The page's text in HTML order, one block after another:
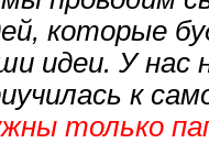
которые
идеи. У нас
к
только